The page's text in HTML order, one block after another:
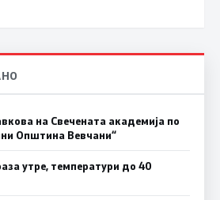
на Свечената академија по
Општина Вевчани“
утре, температури до 40